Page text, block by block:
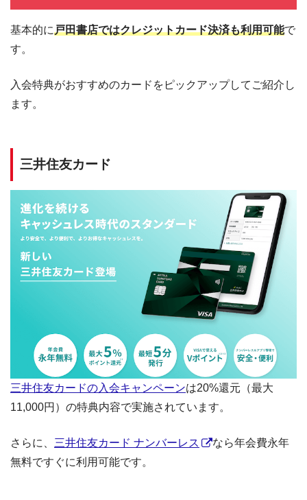
基本的に戸田書店ではクレジットカード決済も利用可能で
す。
入会特典がおすすめのカードをピックアップしてご紹介し
ます。
三井住友カード
三井住友カードの入会キャンペーンは20%還元（最大
11,000円）の特典内容で実施されています。
さらに、 三井住友カード ナンバーレス
なら年会費永年
無料ですぐに利用可能です。